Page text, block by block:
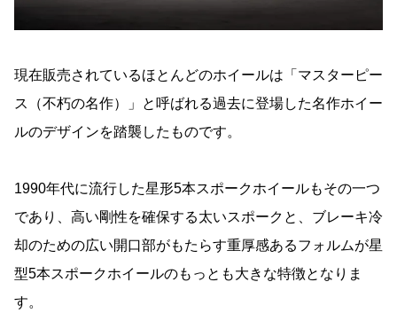
現在販売されているほとんどのホイールは「マスターピー
ス（不朽の名作）」と呼ばれる過去に登場した名作ホイー
ルのデザインを踏襲したものです。
1990年代に流行した星形5本スポークホイールもその一つ
であり、高い剛性を確保する太いスポークと、ブレーキ冷
却のための広い開口部がもたらす重厚感あるフォルムが星
型5本スポークホイールのもっとも大きな特徴となりま
す。